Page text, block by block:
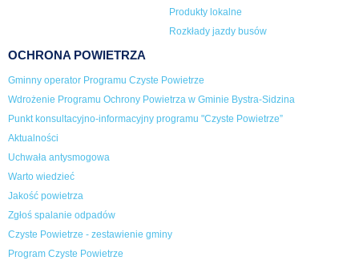
Produkty lokalne
Rozkłady jazdy busów
OCHRONA POWIETRZA
Gminny operator Programu Czyste Powietrze
Wdrożenie Programu Ochrony Powietrza w Gminie Bystra-Sidzina
Punkt konsultacyjno-informacyjny programu "Czyste Powietrze”
Aktualności
Uchwała antysmogowa
Warto wiedzieć
Jakość powietrza
Zgłoś spalanie odpadów
Czyste Powietrze - zestawienie gminy
Program Czyste Powietrze